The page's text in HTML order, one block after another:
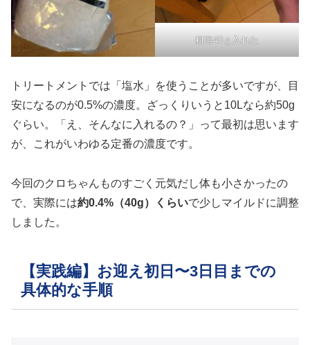
粗塩40ｇ入れた
トリートメントでは「塩水」を使うことが多いですが、目
安になるのが0.5%の濃度。ざっくりいうと10Lなら約50g
ぐらい。「え、そんなに入れるの？」って最初は思います
が、これがいわゆる定番の濃度です。
今回のクロちゃんものすごく元気だし体も小さかったの
で、実際には約0.4%（40g）くらいで少しマイルドに調整
しました。
【実践編】お迎え初日〜3日目までの
具体的な手順